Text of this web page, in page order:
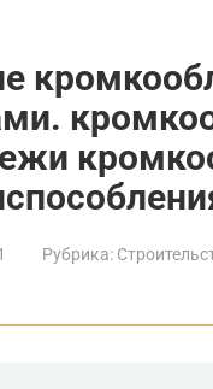
Рубрика: